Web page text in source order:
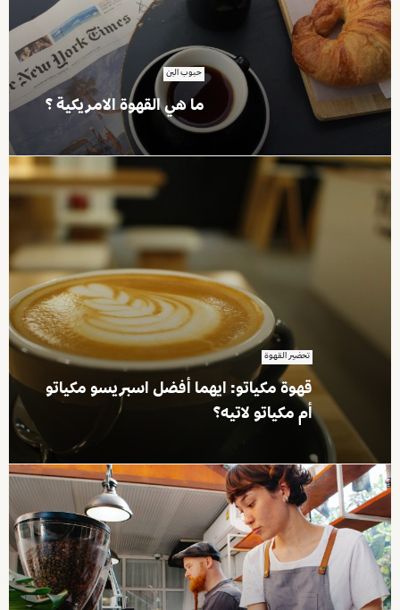
حبوب البن
ما هي القهوة الامريكية ؟
تحضير القهوة
قهوة مكياتو: ايهما أفضل اسبريسو مكياتو
أم مكياتو لاتيه؟